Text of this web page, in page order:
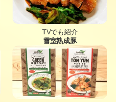
TVでも紹介
雪室熟成豚